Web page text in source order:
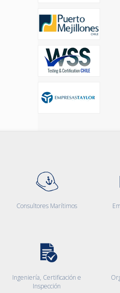
Consultores Marítimos
Ingeniería, Certificación e
Inspección